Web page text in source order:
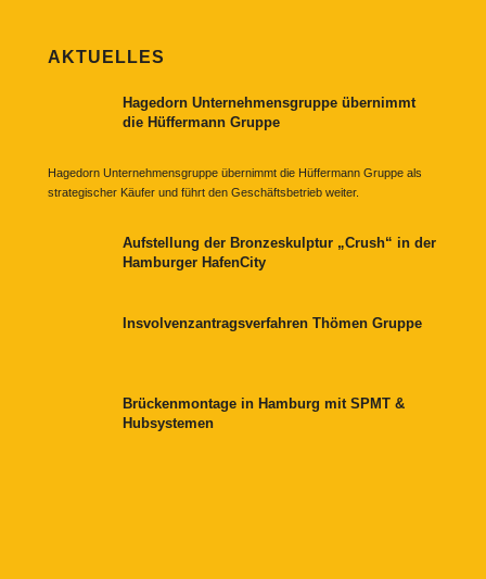
AKTUELLES
Hagedorn Unternehmensgruppe übernimmt
die Hüffermann Gruppe
Hagedorn Unternehmensgruppe übernimmt die Hüffermann Gruppe als
strategischer Käufer und führt den Geschäftsbetrieb weiter.
Aufstellung der Bronzeskulptur „Crush“ in der
Hamburger HafenCity
Insvolvenzantragsverfahren Thömen Gruppe
Brückenmontage in Hamburg mit SPMT &
Hubsystemen